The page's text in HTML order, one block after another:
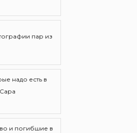
пар из
надо есть в
и погибшие в